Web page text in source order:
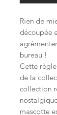
Rien de
découpée
bureau !
Cette
de la
collection
mascotte